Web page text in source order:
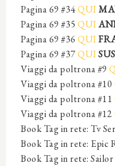
Pagina 69 #34QUI
Pagina 69 #35 QUI
Pagina 69 #36 QUI
Pagina 69 #37QUI
Viaggi da poltrona #9
Viaggi da poltrona #10
Viaggi da poltrona #11
Viaggi da poltrona #12
Book Tag in rete: Tv
Book Tag in rete: Epic
Book Tag in rete: